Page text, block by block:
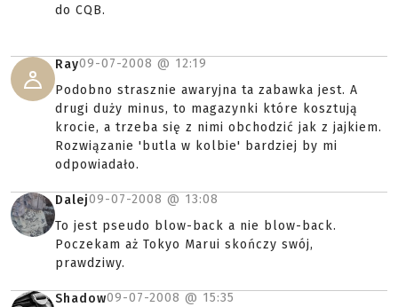
do CQB.
Ray09-07-2008 @ 12:19
Podobno strasznie awaryjna ta zabawka jest. A
drugi duży minus, to magazynki które kosztują
krocie, a trzeba się z nimi obchodzić jak z jajkiem.
Rozwiązanie 'butla w kolbie' bardziej by mi
odpowiadało.
Dalej09-07-2008 @ 13:08
To jest pseudo blow-back a nie blow-back.
Poczekam aż Tokyo Marui skończy swój,
prawdziwy.
Shadow09-07-2008 @ 15:35